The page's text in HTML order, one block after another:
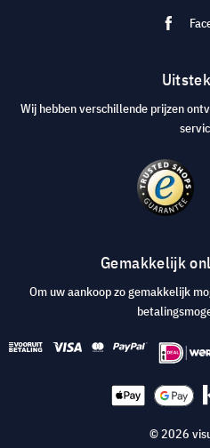
Wij hebben verschillende prijzen
Gemakkelijk
Om uw aankoop zo gemakkelijk
© 2026